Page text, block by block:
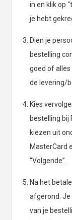
in en klik op
je hebt
Dien je
bestelling
goed of
de levering/
Kies
bestelling bij
kiezen uit
MasterCard
“Volgende”.
Na het
afgerond. Je
van je